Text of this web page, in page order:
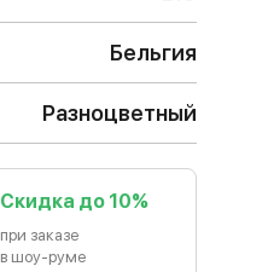
Бельгия
Разноцветный
Cкидка до 10%
при заказе
в шоу-руме